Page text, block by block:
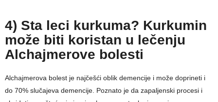
4) Sta leci kurkuma? Kurkumin
može biti koristan u lečenju
Alchajmerove bolesti
Alchajmerova bolest je najčešći oblik demencije i može doprineti i
do 70% slučajeva demencije. Poznato je da zapaljenski procesi i